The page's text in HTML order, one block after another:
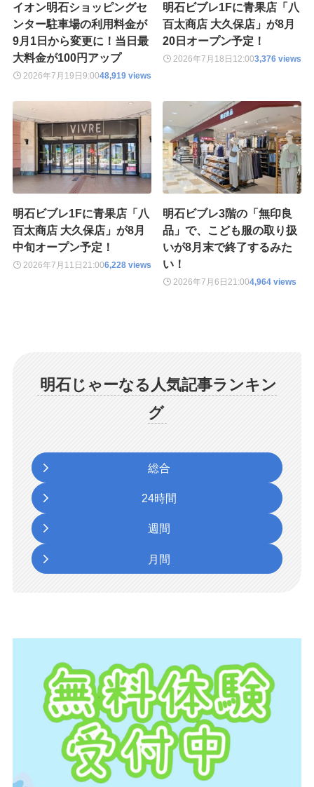
イオン明石ショッピングセ
ンター駐車場の利用料金が
9月1日から変更に！当日最
大料金が100円アップ
2026年7月19日9:0048,919 views
明石ビブレ1Fに青果店「八
百太商店 大久保店」が8月
20日オープン予定！
2026年7月18日 12:003,376 views
明石ビブレ1Fに青果店「八
百太商店 大久保店」が8月
中旬オープン予定！
2026年7月11日 21:006,228 views
明石ビブレ3階の「無印良
品」で、こども服の取り扱
いが8月末で終了するみた
い！
2026年7月6日 21:004,964 views
明石じゃーなる人気記事ランキン
グ
総合
24時間
週間
月間